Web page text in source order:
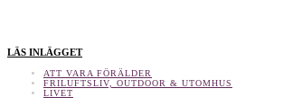
LÄS INLÄGGET
ATT VARA FÖRÄLDER
FRILUFTSLIV, OUTDOOR & UTOMHUS
LIVET